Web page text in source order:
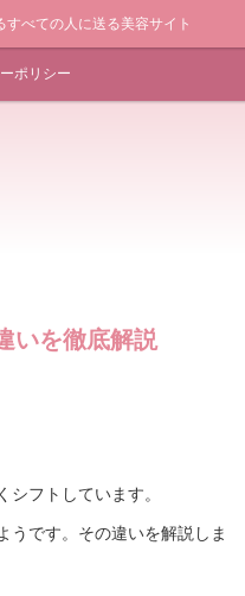
すべての人に送る美容サイト
ポリシー
いを徹底解説
フトしています。
うです。その違いを解説しま